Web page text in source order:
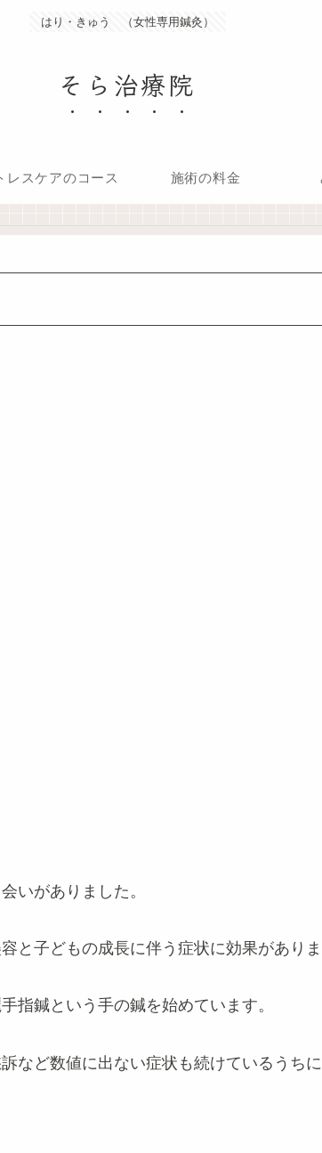
はり・きゅう （女性専用鍼灸）
そら治療院
レスケアのコース 施術の料金
いがありました。
と子どもの成長に伴う症状に効果がありま
指鍼という手の鍼を始めています。
など数値に出ない症状も続けているうち